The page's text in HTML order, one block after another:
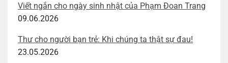
Viết ngắn cho ngày sinh nhật của Phạm Đoan Trang
09.06.2026
Thư cho người bạn trẻ: Khi chúng ta thật sự đau!
23.05.2026